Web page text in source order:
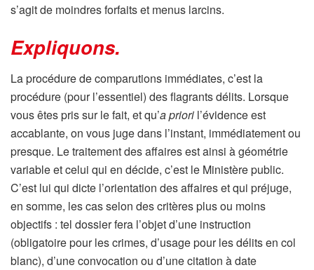
s’agit de moindres forfaits et menus larcins.
Expliquons.
La procédure de comparutions immédiates, c’est la
procédure (pour l’essentiel) des flagrants délits. Lorsque
vous êtes pris sur le fait, et qu’a priori l’évidence est
accablante, on vous juge dans l’instant, immédiatement ou
presque. Le traitement des affaires est ainsi à géométrie
variable et celui qui en décide, c’est le Ministère public.
C’est lui qui dicte l’orientation des affaires et qui préjuge,
en somme, les cas selon des critères plus ou moins
objectifs : tel dossier fera l’objet d’une instruction
(obligatoire pour les crimes, d’usage pour les délits en col
blanc), d’une convocation ou d’une citation à date